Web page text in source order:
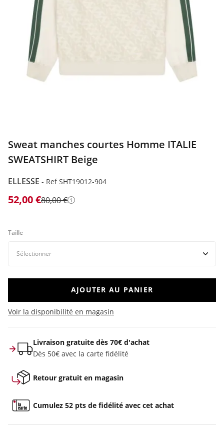
Sweat manches courtes Homme ITALIE
SWEATSHIRT Beige
ELLESSE - Ref SHT19012-904
52,00 €80,00 € Détails
Taille
AJOUTER AU PANIER
Voir la disponibilité en magasin
Livraison gratuite dès 70€ d'achat
Dès 50€ avec la carte fidélité
Retour gratuit en magasin
Cumulez 52 pts de fidélité avec cet achat